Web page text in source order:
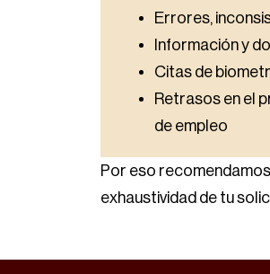
Errores,
Información y
Citas de
Retrasos en el
de empleo
Por eso
exhaustividad de tu